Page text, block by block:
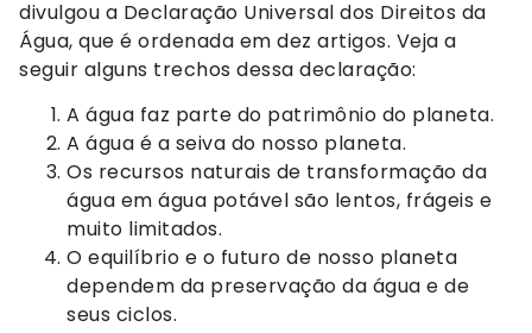
divulgou a Declaração Universal dos Direitos da
Água, que é ordenada em dez artigos. Veja a
seguir alguns trechos dessa declaração:
A água faz parte do patrimônio do planeta.
A água é a seiva do nosso planeta.
Os recursos naturais de transformação da
água em água potável são lentos, frágeis e
muito limitados.
O equilíbrio e o futuro de nosso planeta
dependem da preservação da água e de
seus ciclos.